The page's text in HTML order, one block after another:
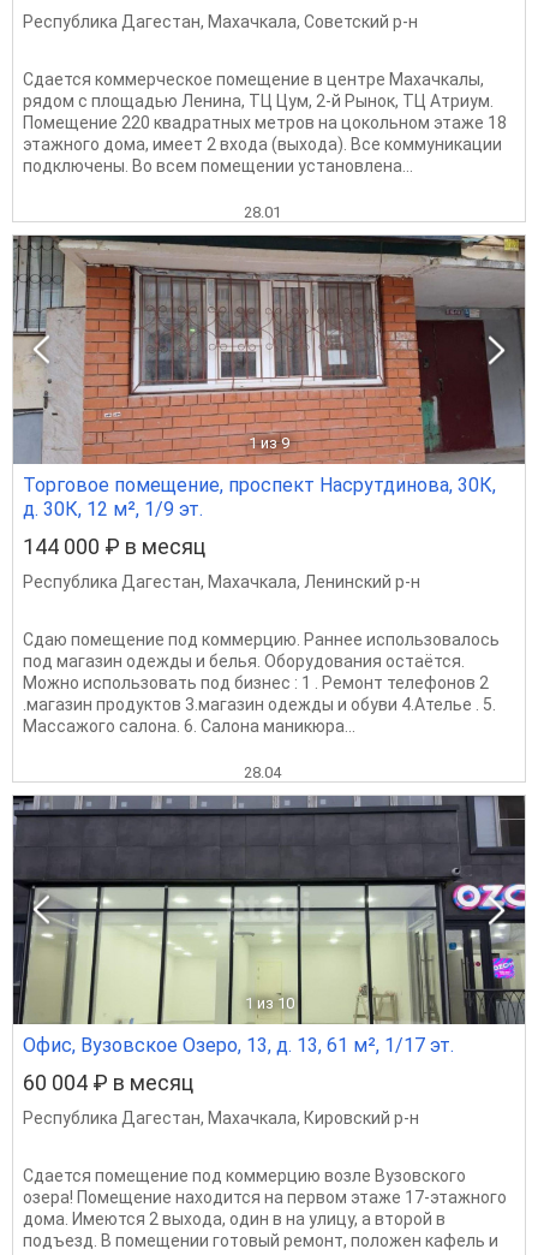
Республика Дагестан, Махачкала, Советский р-н
Сдается коммерческое помещение в центре Махачкалы,
рядом с площадью Ленина, ТЦ Цум, 2-й Рынок, ТЦ Атриум.
Помещение 220 квадратных метров на цокольном этаже 18
этажного дома, имеет 2 входа (выхода). Все коммуникации
подключены. Во всем помещении установлена...
28.01
1 из 9
Торговое помещение, проспект Насрутдинова, 30К,
д. 30К, 12 м², 1/9 эт.
144 000 ₽ в месяц
Республика Дагестан, Махачкала, Ленинский р-н
Сдаю помещение под коммерцию. Раннее использовалось
под магазин одежды и белья. Оборудования остаётся.
Можно использовать под бизнес : 1 . Ремонт телефонов 2
.магазин продуктов 3.магазин одежды и обуви 4.Ателье . 5.
Массажого салона. 6. Салона маникюра...
28.04
1 из 10
Офис, Вузовское Озеро, 13, д. 13, 61 м², 1/17 эт.
60 004 ₽ в месяц
Республика Дагестан, Махачкала, Кировский р-н
Сдается помещение под коммерцию возле Вузовского
озера! Помещение находится на первом этаже 17-этажного
дома. Имеются 2 выхода, один в на улицу, а второй в
подъезд. В помещении готовый ремонт, положен кафель и